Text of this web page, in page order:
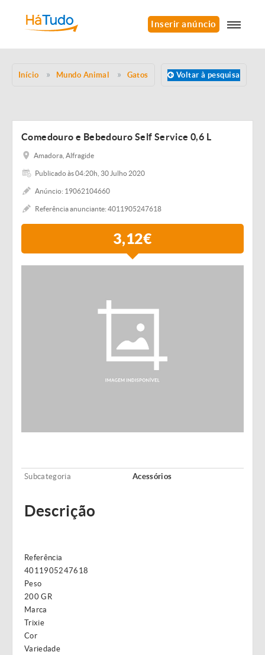
Inserir anúncio
Início Mundo Animal Gatos Voltar à pesquisa
Comedouro e Bebedouro Self Service 0,6 L
Amadora, Alfragide
Publicado às 04:20h, 30 Julho 2020
Anúncio: 19062104660
Referência anunciante: 4011905247618
3,12€
Subcategoria Acessórios
Descrição
Referência
4011905247618
Peso
200 GR
Marca
Trixie
Cor
Variedade